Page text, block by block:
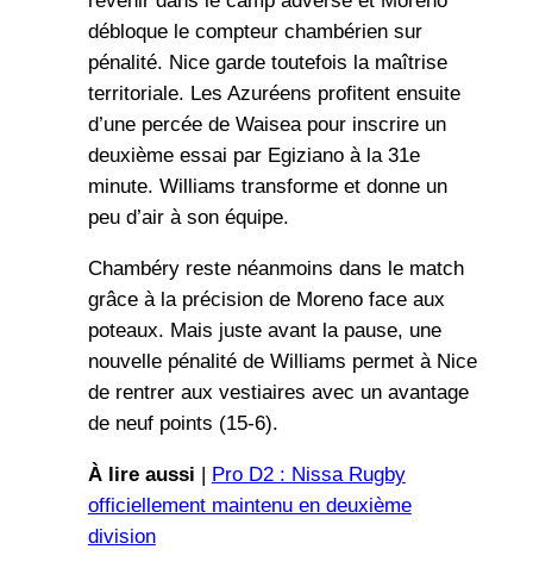
débloque le compteur chambérien sur
pénalité. Nice garde toutefois la maîtrise
territoriale. Les Azuréens profitent ensuite
d’une percée de Waisea pour inscrire un
deuxième essai par Egiziano à la 31e
minute. Williams transforme et donne un
peu d’air à son équipe.
Chambéry reste néanmoins dans le match
grâce à la précision de Moreno face aux
poteaux. Mais juste avant la pause, une
nouvelle pénalité de Williams permet à Nice
de rentrer aux vestiaires avec un avantage
de neuf points (15-6).
À lire aussi | Pro D2 : Nissa Rugby
officiellement maintenu en deuxième
division